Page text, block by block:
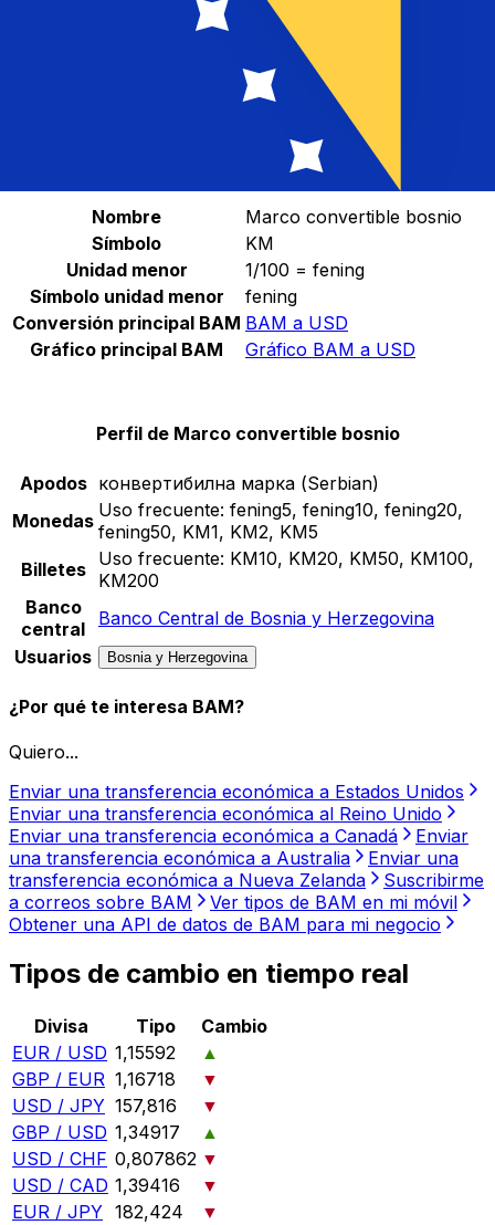
Marco convertible bosnio Continuar
Estadísticas de Marco convertible bosnio
Nombre
Marco convertible bosnio
Símbolo
KM
Unidad menor
1/100 = fening
Símbolo unidad menor
fening
Conversión principal BAM BAM a USD
Gráfico principal BAM
Gráfico BAM a USD
Perfil de Marco convertible bosnio
Apodos конвертибилна марка (Serbian)
Monedas Uso frecuente: fening5, fening10, fening20,
fening50, KM1, KM2, KM5
Billetes
Uso frecuente: KM10, KM20, KM50, KM100,
KM200
Banco
central
Banco Central de Bosnia y Herzegovina
Usuarios
Bosnia y Herzegovina
¿Por qué te interesa BAM?
Quiero...
Enviar una transferencia económica a Estados Unidos
Enviar una transferencia económica al Reino Unido
Enviar una transferencia económica a Canadá
Enviar
una transferencia económica a Australia
Enviar una
transferencia económica a Nueva Zelanda
Suscribirme
a correos sobre BAM
Ver tipos de BAM en mi móvil
Obtener una API de datos de BAM para mi negocio
Tipos de cambio en tiempo real
Divisa Tipo
Cambio
EUR / USD 1,15592
▲
GBP / EUR 1,16718
▼
USD / JPY 157,816
▼
GBP / USD 1,34917
▲
USD / CHF 0,807862 ▼
USD / CAD 1,39416
▼
EUR / JPY 182,424
▼